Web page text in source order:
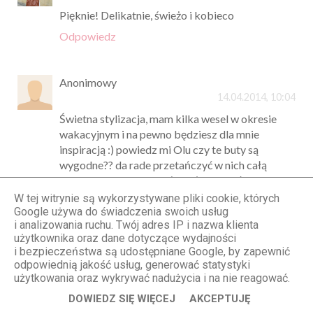
Pięknie! Delikatnie, świeżo i kobieco
Odpowiedz
Anonimowy
14.04.2014, 10:04
Świetna stylizacja, mam kilka wesel w okresie
wakacyjnym i na pewno będziesz dla mnie
inspiracją :) powiedz mi Olu czy te buty są
wygodne?? da rade przetańczyć w nich całą
noc?? czaję się na nie już jakiś czas, była bym
wdzięczna za odpowiedź, pozdrawiam ciepło w
ten deszczowy dzień :) Karola
Odpowiedz
Unknown
14.04.2014, 10:05
W tej witrynie są wykorzystywane pliki cookie, których
Google używa do świadczenia swoich usług
i analizowania ruchu. Twój adres IP i nazwa klienta
użytkownika oraz dane dotyczące wydajności
i bezpieczeństwa są udostępniane Google, by zapewnić
odpowiednią jakość usług, generować statystyki
użytkowania oraz wykrywać nadużycia i na nie reagować.
DOWIEDZ SIĘ WIĘCEJ AKCEPTUJĘ